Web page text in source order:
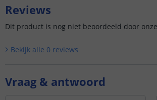
Reviews
Dit product is nog niet beoordeeld door
Bekijk alle 0 reviews
Vraag & antwoord